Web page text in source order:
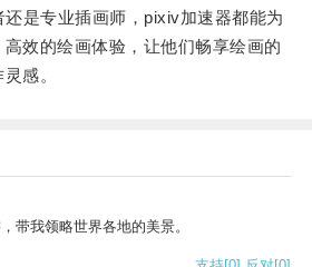
是专业插画师，pixiv加速器都能为
效的绘画体验，让他们畅享绘画的
感。
带我领略世界各地的美景。